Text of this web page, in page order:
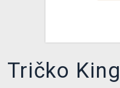
Tričko